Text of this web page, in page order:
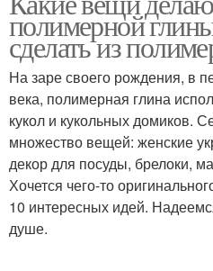
полимерной
сделать из
На заре своего рождения, в
века, полимерная глина
кукол и кукольных домиков.
множество вещей: женские
декор для посуды, брелоки,
Хочется чего-то
10 интересных идей.
душе.